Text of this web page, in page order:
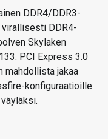
DDR4/DDR3-
DDR4-
Skylaken
PCI Express 3.0
mahdollista jakaa
konfiguraatioille